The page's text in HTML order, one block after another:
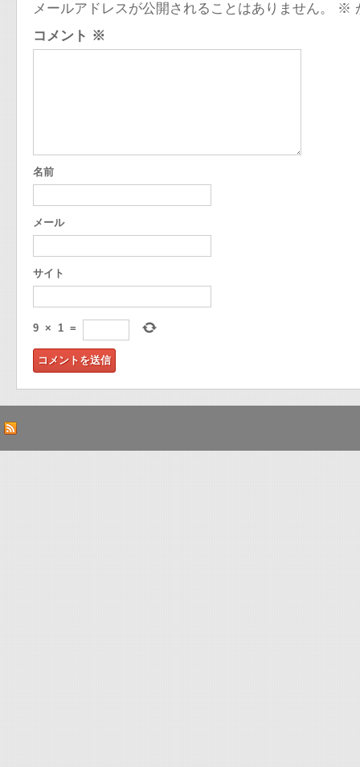
メールアドレスが公開されることはありません。 ※
コメント ※
名前
メール
サイト
9 × 1 =